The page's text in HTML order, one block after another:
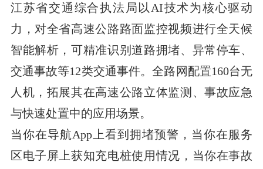
江苏省交通综合执法局以AI技术为核心驱动
力，对全省高速公路路面监控视频进行全天候
智能解析，可精准识别道路拥堵、异常停车、
交通事故等12类交通事件。全路网配置160台无
人机，拓展其在高速公路立体监测、事故应急
与快速处置中的应用场景。
当你在导航App上看到拥堵预警，当你在服务
区电子屏上获知充电桩使用情况，当你在事故